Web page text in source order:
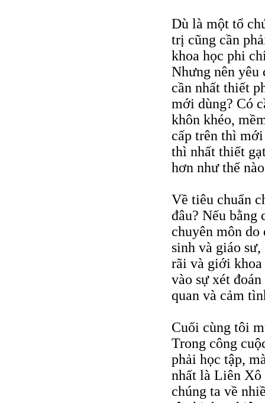
Dù là một tổ
trị cũng cần
khoa học phi
Nhưng nên yêu
cần nhất thiết
mới dùng? Có
khôn khéo,
cấp trên thì
thì nhất thiết
hơn như thế
Về tiêu chuẩn
đâu? Nếu bằng
chuyên môn
sinh và giáo
rãi và giới khoa
vào sự xét
quan và cảm
Cuối cùng tôi
Trong công
phải học tập,
nhất là Liên Xô
chúng ta về